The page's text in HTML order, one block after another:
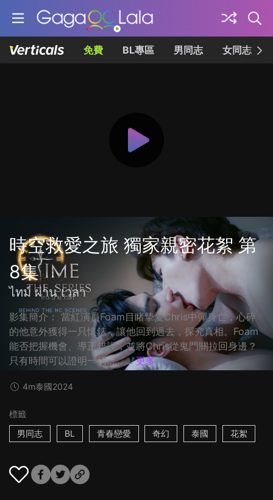
免費 BL專區 男同志 女同志
時空救愛之旅 獨家親密花絮 第
8集
ไทม์ ผ่าน เวลา
影集簡介： 當紅演員Foam目睹摯愛Chris中彈身亡，心碎
的他意外獲得一只懷錶，讓他回到過去，探究真相。Foam
能否把握機會、導正錯誤，並將Chris從鬼門關拉回身邊？
只有時間可以證明一切…… ... 更多
4m泰國2024
標籤
男同志
BL 青春戀愛 奇幻 泰國 花絮